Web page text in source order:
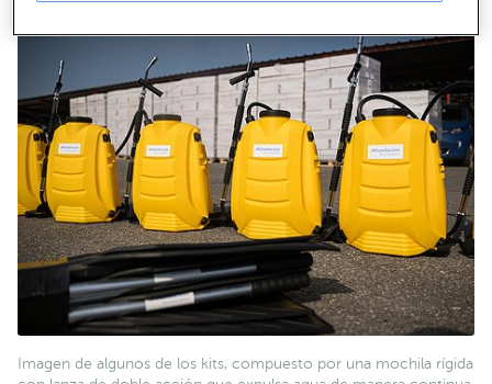
Imagen de algunos de los kits, compuesto por una mochila rígida